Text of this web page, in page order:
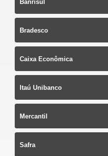
Banrisul
Bradesco
Caixa Econômica
Itaú Unibanco
Mercantil
Safra